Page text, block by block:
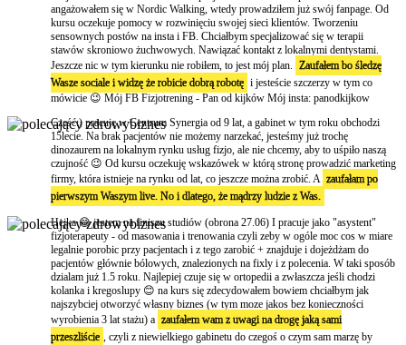
angażowałem się w Nordic Walking, wtedy prowadziłem już swój fanpage. Od
kursu oczekuje pomocy w rozwinięciu swojej sieci klientów. Tworzeniu
sensownych postów na insta i FB. Chciałbym specjalizować się w terapii
stawów skroniowo żuchwowych. Nawiązać kontakt z lokalnymi dentystami.
Jeszcze nic w tym kierunku nie robiłem, to jest mój plan. Zaufałem bo śledzę
Wasze sociale i widzę że robicie dobrą robotę i jesteście szczerzy w tym co
mówicie 😉 Mój FB Fizjotrening - Pan od kijków Mój insta: panodkijkow
Cześć:) pracuję w Centrum Synergia od 9 lat, a gabinet w tym roku obchodzi
15lecie. Na brak pacjentów nie możemy narzekać, jesteśmy już trochę
dinozaurem na lokalnym rynku usług fizjo, ale nie chcemy, aby to uśpiło naszą
czujność 😉 Od kursu oczekuję wskazówek w którą stronę prowadzić marketing
firmy, która istnieje na rynku od lat, co jeszcze można zrobić. A zaufałam po
pierwszym Waszym live. No i dlatego, że mądrzy ludzie z Was.
Hejka 😁 jestem na finiszu studiów (obrona 27.06) I pracuje jako "asystent"
fizjoterapeuty - od masowania i trenowania czyli zeby w ogóle moc cos w miare
legalnie porobic przy pacjentach i z tego zarobić + znajduje i dojeżdżam do
pacjentów głównie bólowych, znalezionych na fixly i z polecenia. W taki sposób
dzialam już 1.5 roku. Najlepiej czuje się w ortopedii a zwłaszcza jeśli chodzi
kolanka i kregoslupy 😊 na kurs się zdecydowałem bowiem chciałbym jak
najszybciej otworzyć własny biznes (w tym moze jakos bez konieczności
wyrobienia 3 lat stażu) a zaufałem wam z uwagi na drogę jaką sami
przeszliście , czyli z niewielkiego gabinetu do czegoś o czym sam marzę by